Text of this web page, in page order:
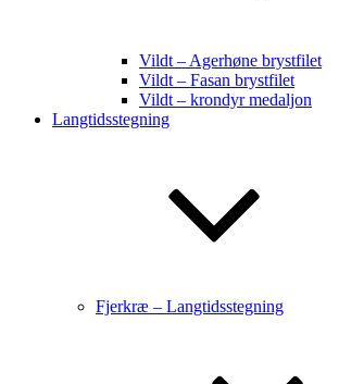
Vildt – Agerhøne brystfilet
Vildt – Fasan brystfilet
Vildt – krondyr medaljon
Langtidsstegning
Fjerkræ – Langtidsstegning